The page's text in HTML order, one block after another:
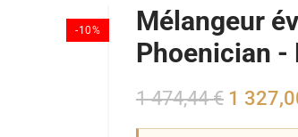
Voir toute la marque →
-10%
Mélangeur
Phoenician -
1 474,44 € 1